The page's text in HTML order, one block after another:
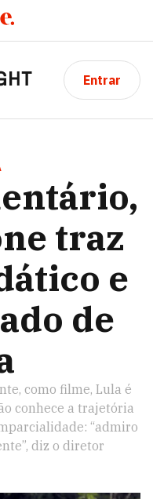
Entrar
E
traz
e
de
como filme, Lula é
conhece a trajetória
“admiro
diz o diretor